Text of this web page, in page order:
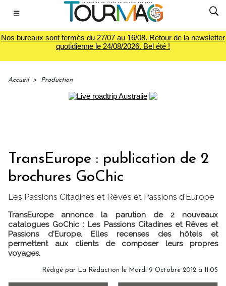
☰
Nos bureaux sont fermés du 27/07 au 16/08. Retour de la newsletter
quotidienne le 24/08/2026. Bel été !
Accueil > Production
TransEurope : publication de 2
brochures GoChic
Les Passions Citadines et Rêves et Passions d'Europe
TransEurope annonce la parution de 2 nouveaux
catalogues GoChic : Les Passions Citadines et Rêves et
Passions d'Europe. Elles recenses des hôtels et
permettent aux clients de composer leurs propres
voyages.
Rédigé par La Rédaction le Mardi 9 Octobre 2012 à 11:05